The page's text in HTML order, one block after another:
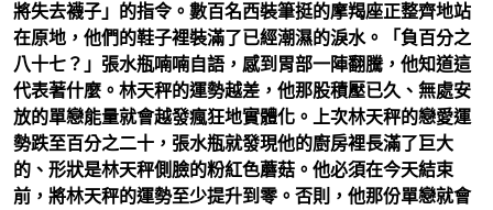
將失去襪子」的指令。數百名西裝筆挺的摩羯座正整齊地站
在原地，他們的鞋子裡裝滿了已經潮濕的淚水。「負百分之
八十七？」張水瓶喃喃自語，感到胃部一陣翻騰，他知道這
代表著什麼。林天秤的運勢越差，他那股積壓已久、無處安
放的單戀能量就會越發瘋狂地實體化。上次林天秤的戀愛運
勢跌至百分之二十，張水瓶就發現他的廚房裡長滿了巨大
的、形狀是林天秤側臉的粉紅色蘑菇。他必須在今天結束
前，將林天秤的運勢至少提升到零。否則，他那份單戀就會